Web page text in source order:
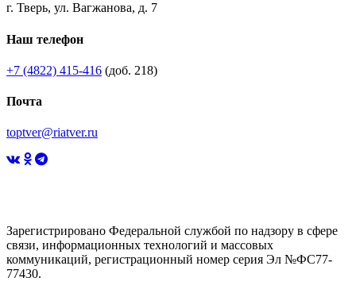
г. Тверь, ул. Вагжанова, д. 7
Наш телефон
+7 (4822) 415-416 (доб. 218)
Почта
toptver@riatver.ru
Зарегистрировано Федеральной службой по надзору в сфере
связи, информационных технологий и массовых
коммуникаций, регистрационный номер серия Эл №ФС77-
77430.